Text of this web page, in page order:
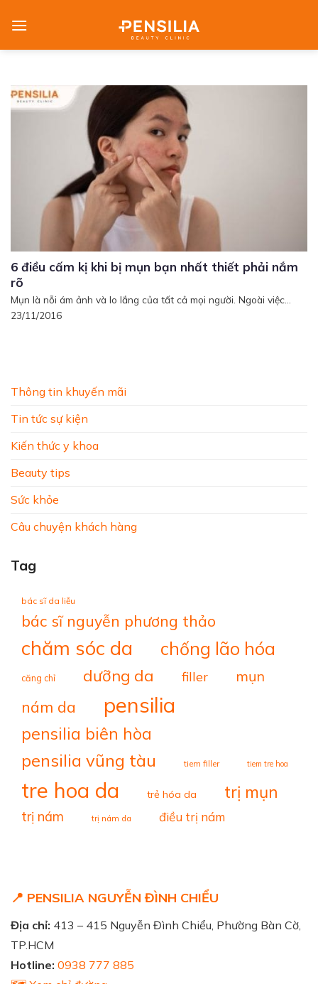
Thông tin khuyến mãi
Tin tức sự kiện
Kiến thức y khoa
Beauty tips
Sức khỏe
Câu chuyện khách hàng
Tag
bác sĩ da liễu
bác sĩ nguyễn phương thảo
chăm sóc da chống lão hóa
căng chỉ dưỡng da filler mụn
nám da pensilia
pensilia biên hòa
pensilia vũng tàu tiem filler tiem tre hoa
tre hoa da trẻ hóa da trị mụn
trị nám trị nám da điều trị nám
6 điều cấm kị khi bị mụn bạn nhất thiết phải nắm
rõ
Mụn là nỗi ám ảnh và lo lắng của tất cả mọi người. Ngoài việc...
23/11/2016
📍 PENSILIA NGUYỄN ĐÌNH CHIỂU
Địa chỉ: 413 – 415 Nguyễn Đình Chiểu, Phường Bàn Cờ,
TP.HCM
Hotline: 0938 777 885